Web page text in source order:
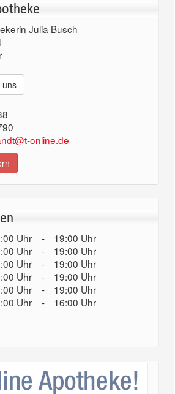
Julia Busch
uns
online.de
Uhr -
19:00 Uhr
Uhr -
19:00 Uhr
Uhr -
19:00 Uhr
Uhr -
19:00 Uhr
Uhr -
19:00 Uhr
Uhr - 16:00 Uhr